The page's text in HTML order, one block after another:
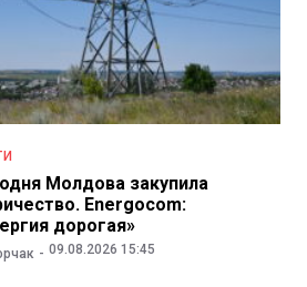
Молдова закупила
Energocom:
дорогая»
09.08.2026 15:45